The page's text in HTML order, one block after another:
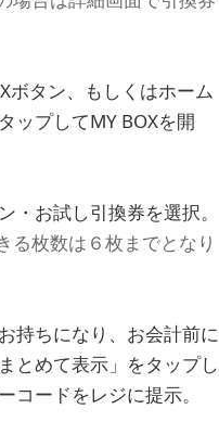
ボタン、もしくはホーム
ップしてMY BOXを開
・お試し引換券を選択。
る枚数は６枚までとなり
持ちになり、お会計前に
とめて表示」をタップし
コードをレジに提示。